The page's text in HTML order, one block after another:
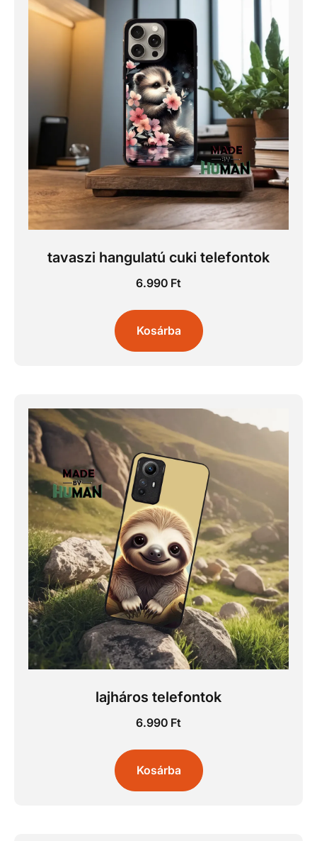
tavaszi hangulatú cuki telefontok
6.990 Ft
Kosárba
lajháros telefontok
6.990 Ft
Kosárba